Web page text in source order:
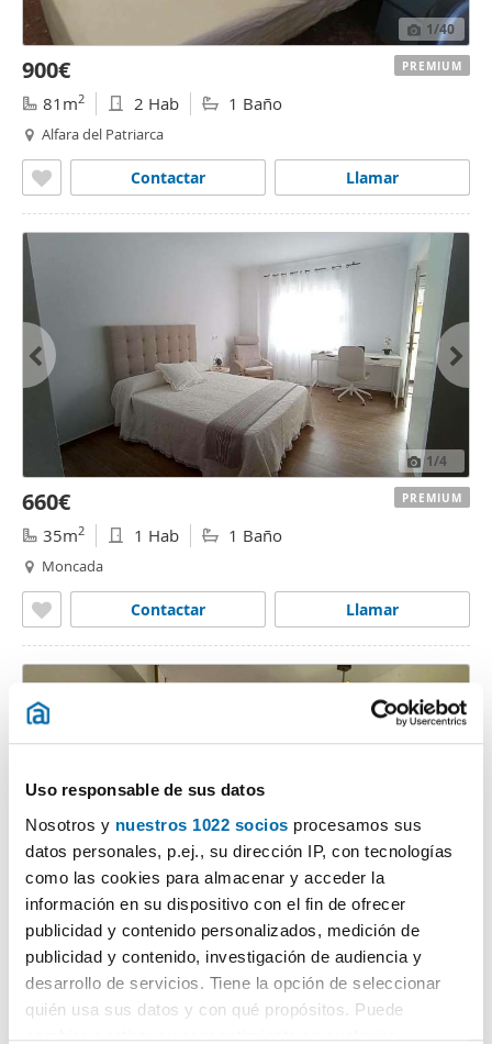
Uso responsable de sus datos
Nosotros y nuestros 1022 socios procesamos sus
datos personales, p.ej., su dirección IP, con tecnologías
como las cookies para almacenar y acceder la
información en su dispositivo con el fin de ofrecer
publicidad y contenido personalizados, medición de
publicidad y contenido, investigación de audiencia y
desarrollo de servicios. Tiene la opción de seleccionar
quién usa sus datos y con qué propósitos. Puede
1/40
900€
81m2 2 Hab 1 Baño
Alfara del Patriarca
Llamar
Contactar
PREMIUM
1/4
660€
35m2 1 Hab 1 Baño
Moncada
Llamar
Contactar
PREMIUM
950€
100m2 2 Hab 1 Baño
PREMIUM